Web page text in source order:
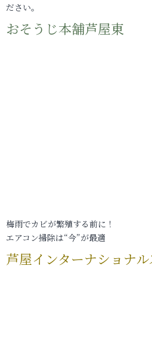
ださい。
おそうじ本舗芦屋東
梅雨でカビが繁殖する前に！
エアコン掃除は“今”が最適
芦屋インターナショナ